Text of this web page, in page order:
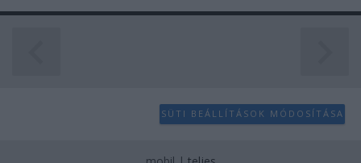
SÜTI BEÁLLÍTÁSOK MÓDOSÍTÁSA